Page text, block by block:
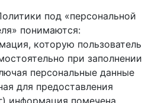
под «персональной
понимаются:
которую пользователь
при заполнении
персональные данные
для предоставления